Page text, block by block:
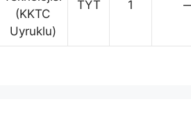
(KKTC
Uyruklu)
TYT 1